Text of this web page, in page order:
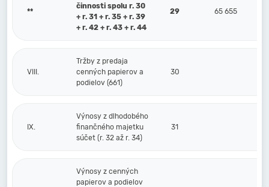
**
činnosti spolu r. 30
+ r. 31 + r. 35 + r. 39
+ r. 42 + r. 43 + r. 44
29 65 655
VIII.
Tržby z predaja
cenných papierov a
podielov (661)
30
IX.
Výnosy z dlhodobého
finančného majetku
súčet (r. 32 až r. 34)
31
Výnosy z cenných
papierov a podielov